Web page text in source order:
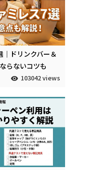
ドリンクバー＆
らないコツも
103042 views